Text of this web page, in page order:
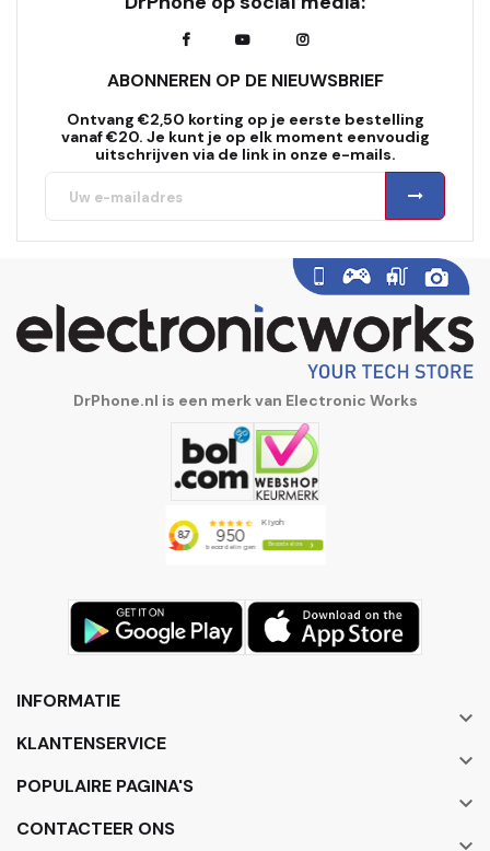
ABONNEREN OP DE NIEUWSBRIEF
Ontvang €2,50 korting op je eerste bestelling
vanaf €20. Je kunt je op elk moment eenvoudig
uitschrijven via de link in onze e-mails.
DrPhone.nl is een merk van Electronic Works
INFORMATIE

KLANTENSERVICE

POPULAIRE PAGINA'S

CONTACTEER ONS